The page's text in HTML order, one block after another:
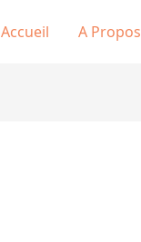
Accueil A Propos